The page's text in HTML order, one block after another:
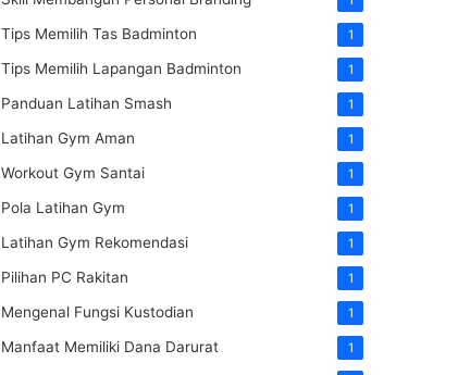
Tips Memilih Tas Badminton 1
Tips Memilih Lapangan Badminton 1
Panduan Latihan Smash 1
Latihan Gym Aman 1
Workout Gym Santai 1
Pola Latihan Gym 1
Latihan Gym Rekomendasi 1
Pilihan PC Rakitan 1
Mengenal Fungsi Kustodian 1
Manfaat Memiliki Dana Darurat 1